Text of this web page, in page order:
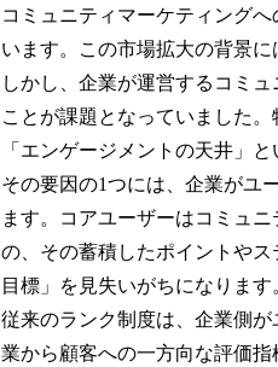
コミュニティマーケティング
います。この市場拡大の背景
しかし、企業が運営するコミ
ことが課題となっていました
「エンゲージメントの天井」と
その要因の1つには、企業がユ
ます。コアユーザーはコミュ
の、その蓄積したポイントや
目標」を見失いがちになります
従来のランク制度は、企業側
業から顧客への一方向な評価